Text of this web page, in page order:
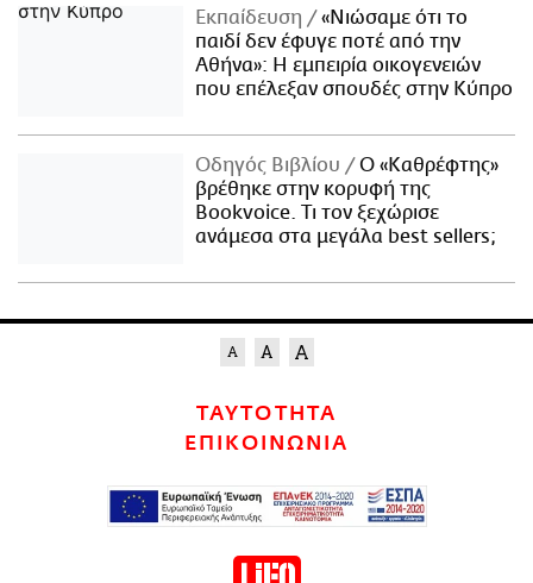
Εκπαίδευση
«Νιώσαμε ότι το
παιδί δεν έφυγε ποτέ από την
Αθήνα»: Η εμπειρία οικογενειών
που επέλεξαν σπουδές στην Κύπρο
Οδηγός Βιβλίου
Ο «Καθρέφτης»
βρέθηκε στην κορυφή της
Bookvoice. Τι τον ξεχώρισε
ανάμεσα στα μεγάλα best sellers;
ΤΑΥΤΟΤΗΤΑ
ΕΠΙΚΟΙΝΩΝΙΑ